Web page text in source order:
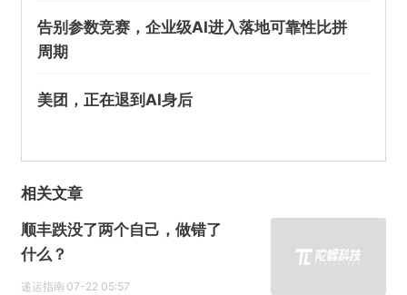
告别参数竞赛，企业级AI进入落地可靠性比拼
周期
美团，正在退到AI身后
相关文章
顺丰跌没了两个自己，做错了
什么？
递运指南 07-22 05:57